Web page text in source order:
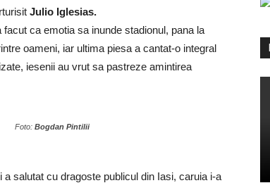
Julio Iglesias.
ca emotia sa inunde stadionul, pana la
oameni, iar ultima piesa a cantat-o integral
iesenii au vrut sa pastreze amintirea
Foto: Bogdan Pintilii
salutat cu dragoste publicul din Iasi, caruia i-a